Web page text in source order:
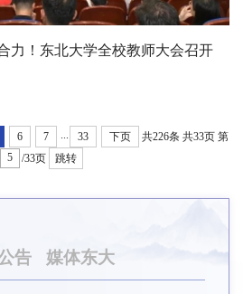
力！东北大学全校教师大会召开
6 7 ... 33 下页 共226条 共33页 第
/33页
跳转
告 媒体东大